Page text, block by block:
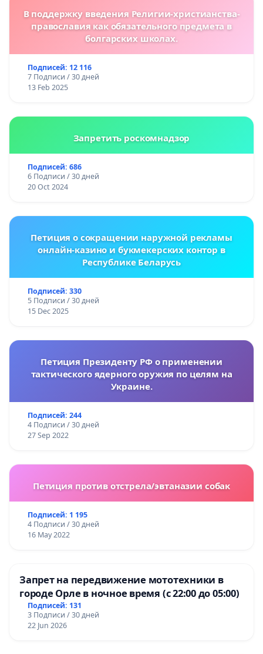
В поддержку введения Религии-христианства-
православия как обязательного предмета в
болгарских школах.
Подписей: 12 116
7 Подписи / 30 дней
13 Feb 2025
Запретить роскомнадзор
Подписей: 686
6 Подписи / 30 дней
20 Oct 2024
Петиция о сокращении наружной рекламы
онлайн-казино и букмекерских контор в
Республике Беларусь
Подписей: 330
5 Подписи / 30 дней
15 Dec 2025
Петиция Президенту РФ о применении
тактического ядерного оружия по целям на
Украине.
Подписей: 244
4 Подписи / 30 дней
27 Sep 2022
Петиция против отстрела/эвтаназии собак
Подписей: 1 195
4 Подписи / 30 дней
16 May 2022
Запрет на передвижение мототехники в
городе Орле в ночное время (с 22:00 до 05:00)
Подписей: 131
3 Подписи / 30 дней
22 Jun 2026